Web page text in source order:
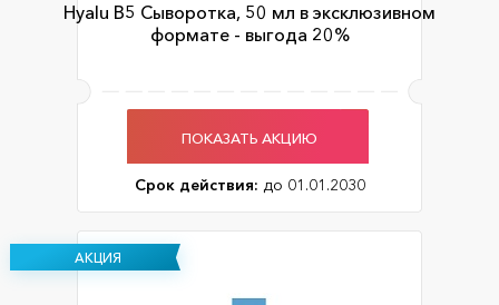
Hyalu B5 Сыворотка, 50 мл в эксклюзивном
формате - выгода 20%
ПОКАЗАТЬ АКЦИЮ
Срок действия: до 01.01.2030
АКЦИЯ